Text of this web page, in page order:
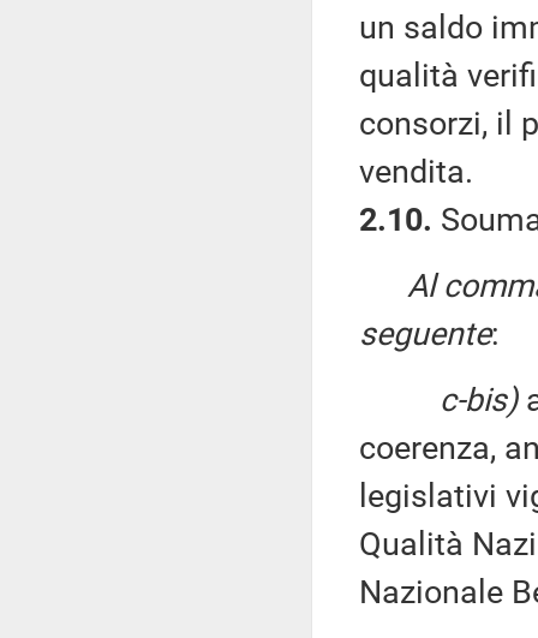
un saldo
qualità
consorzi, il
vendita.
2.10.
Al
seguente:
c-bis)
coerenza,
legislativi
Qualità
Nazionale